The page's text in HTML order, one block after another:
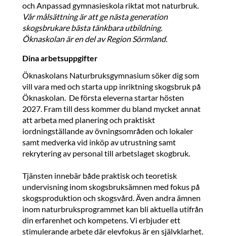
och Anpassad gymnasieskola riktat mot naturbruk.
Vår målsättning är att ge nästa generation
skogsbrukare bästa tänkbara utbildning.
Öknaskolan är en del av Region Sörmland.
Dina arbetsuppgifter
Öknaskolans Naturbruksgymnasium söker dig som
vill vara med och starta upp inriktning skogsbruk på
Öknaskolan. De första eleverna startar hösten
2027. Fram till dess kommer du bland mycket annat
att arbeta med planering och praktiskt
iordningställande av övningsområden och lokaler
samt medverka vid inköp av utrustning samt
rekrytering av personal till arbetslaget skogbruk.
Tjänsten innebär både praktisk och teoretisk
undervisning inom skogsbruksämnen med fokus på
skogsproduktion och skogsvård. Även andra ämnen
inom naturbruksprogrammet kan bli aktuella utifrån
din erfarenhet och kompetens. Vi erbjuder ett
stimulerande arbete där elevfokus är en självklarhet.